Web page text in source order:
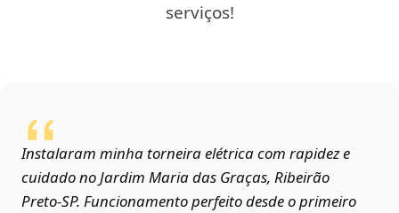
serviços!
Instalaram minha torneira elétrica com rapidez e
cuidado no Jardim Maria das Graças, Ribeirão
Preto‑SP. Funcionamento perfeito desde o primeiro